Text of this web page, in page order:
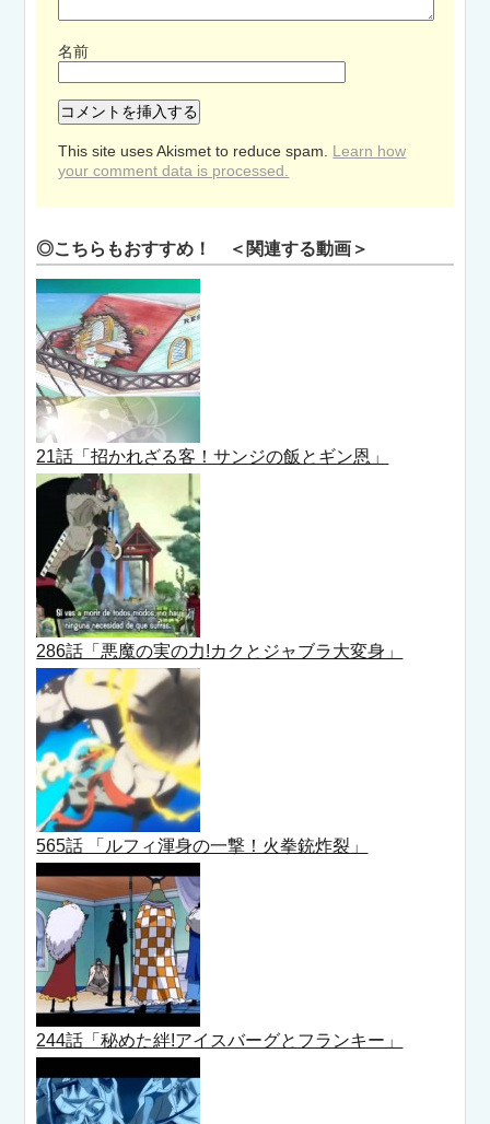
名前
This site uses Akismet to reduce spam. Learn how
your comment data is processed.
◎こちらもおすすめ！ ＜関連する動画＞
21話「招かれざる客！サンジの飯とギン恩」
286話「悪魔の実の力!カクとジャブラ大変身」
565話 「ルフィ渾身の一撃！火拳銃炸裂」
244話「秘めた絆!アイスバーグとフランキー」